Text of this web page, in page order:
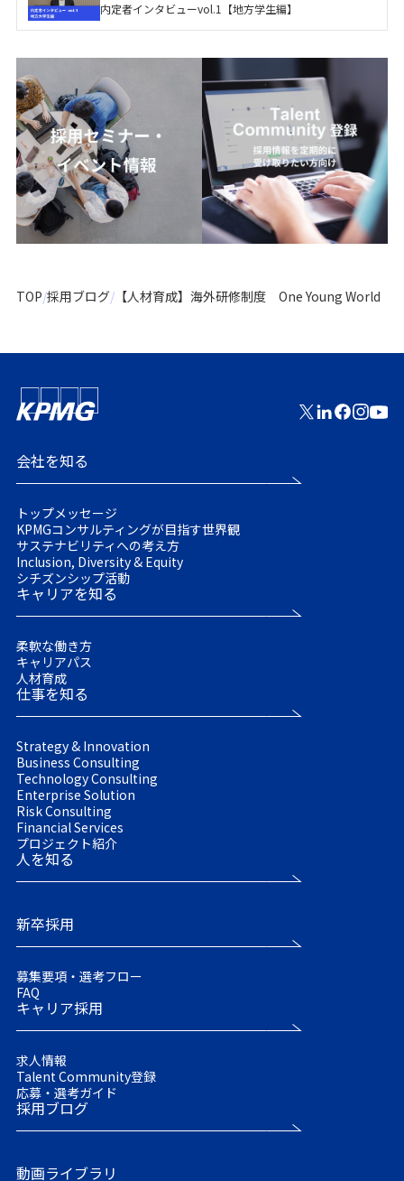
内定者インタビューvol.1【地方学生編】
TOP 採用ブログ 【人材育成】海外研修制度 One Young World（
会社を知る
トップメッセージ
KPMGコンサルティングが目指す世界観
サステナビリティへの考え方
Inclusion, Diversity & Equity
シチズンシップ活動
キャリアを知る
柔軟な働き方
キャリアパス
人材育成
仕事を知る
Strategy & Innovation
Business Consulting
Technology Consulting
Enterprise Solution
Risk Consulting
Financial Services
プロジェクト紹介
人を知る
新卒採用
募集要項・選考フロー
FAQ
キャリア採用
求人情報
Talent Community登録
応募・選考ガイド
採用ブログ
動画ライブラリ